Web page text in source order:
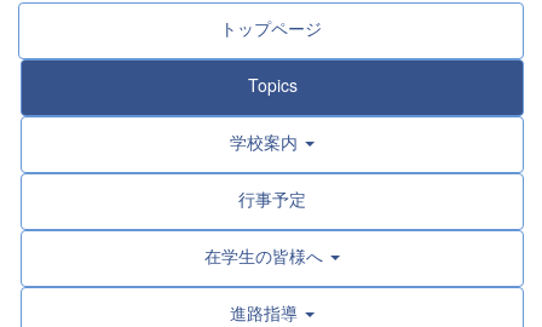
トップページ
Topics
学校案内
行事予定
在学生の皆様へ
進路指導